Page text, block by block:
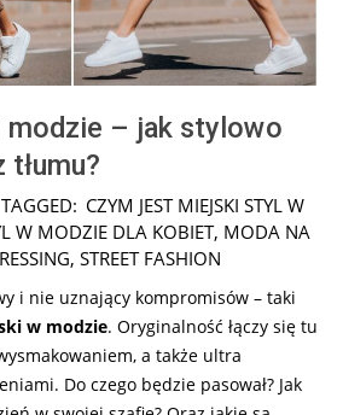
– jak stylowo
TAGGED: CZYM JEST MIEJSKI STYL W
W MODZIE DLA KOBIET, MODA NA
, STREET FASHION
i nie uznający kompromisów – taki
w modzie. Oryginalność łączy się tu
a także ultra
Do czego będzie pasował? Jak